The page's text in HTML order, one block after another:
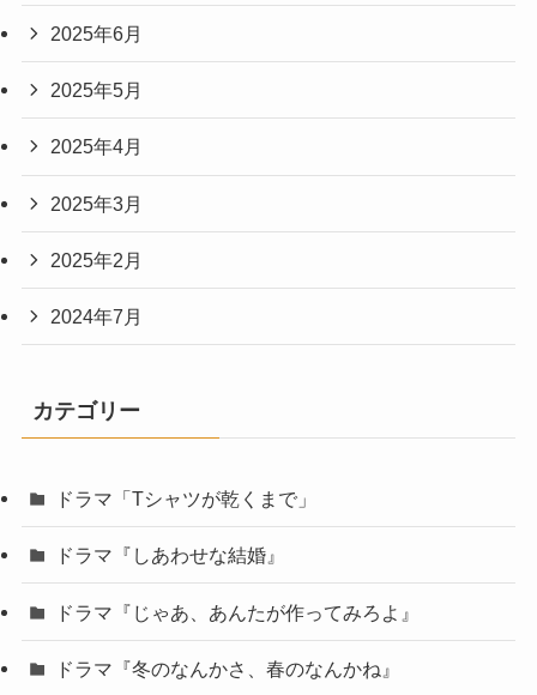
2025年6月
2025年5月
2025年4月
2025年3月
2025年2月
2024年7月
カテゴリー
ドラマ「Tシャツが乾くまで」
ドラマ『しあわせな結婚』
ドラマ『じゃあ、あんたが作ってみろよ』
ドラマ『冬のなんかさ、春のなんかね』